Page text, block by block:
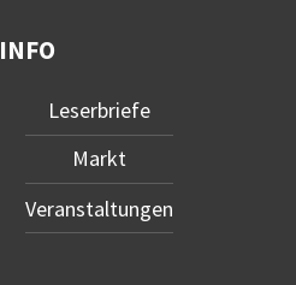
INFO
Leserbriefe
Markt
Veranstaltungen